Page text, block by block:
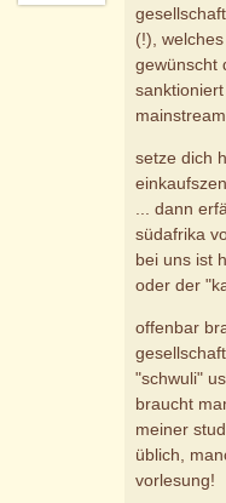
(!),
gewünscht
setze dich
... dann
südafrika
bei uns ist
oder der
offenbar
"schwuli"
braucht
meiner
üblich,
vorlesung!